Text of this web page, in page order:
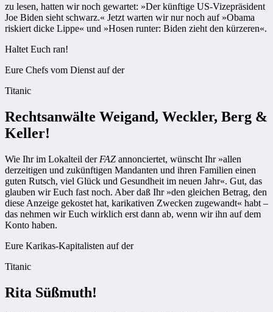
zu lesen, hatten wir noch gewartet: »Der künftige US-Vizepräsident
Joe Biden sieht schwarz.« Jetzt warten wir nur noch auf »Obama
riskiert dicke Lippe« und »Hosen runter: Biden zieht den kürzeren«.
Haltet Euch ran!
Eure Chefs vom Dienst auf der
Titanic
Rechtsanwälte Weigand, Weckler, Berg &
Keller!
Wie Ihr im Lokalteil der FAZ annonciertet, wünscht Ihr »allen
derzeitigen und zukünftigen Mandanten und ihren Familien einen
guten Rutsch, viel Glück und Gesundheit im neuen Jahr«. Gut, das
glauben wir Euch fast noch. Aber daß Ihr »den gleichen Betrag, den
diese Anzeige gekostet hat, karikativen Zwecken zugewandt« habt –
das nehmen wir Euch wirklich erst dann ab, wenn wir ihn auf dem
Konto haben.
Eure Karikas-Kapitalisten auf der
Titanic
Rita Süßmuth!